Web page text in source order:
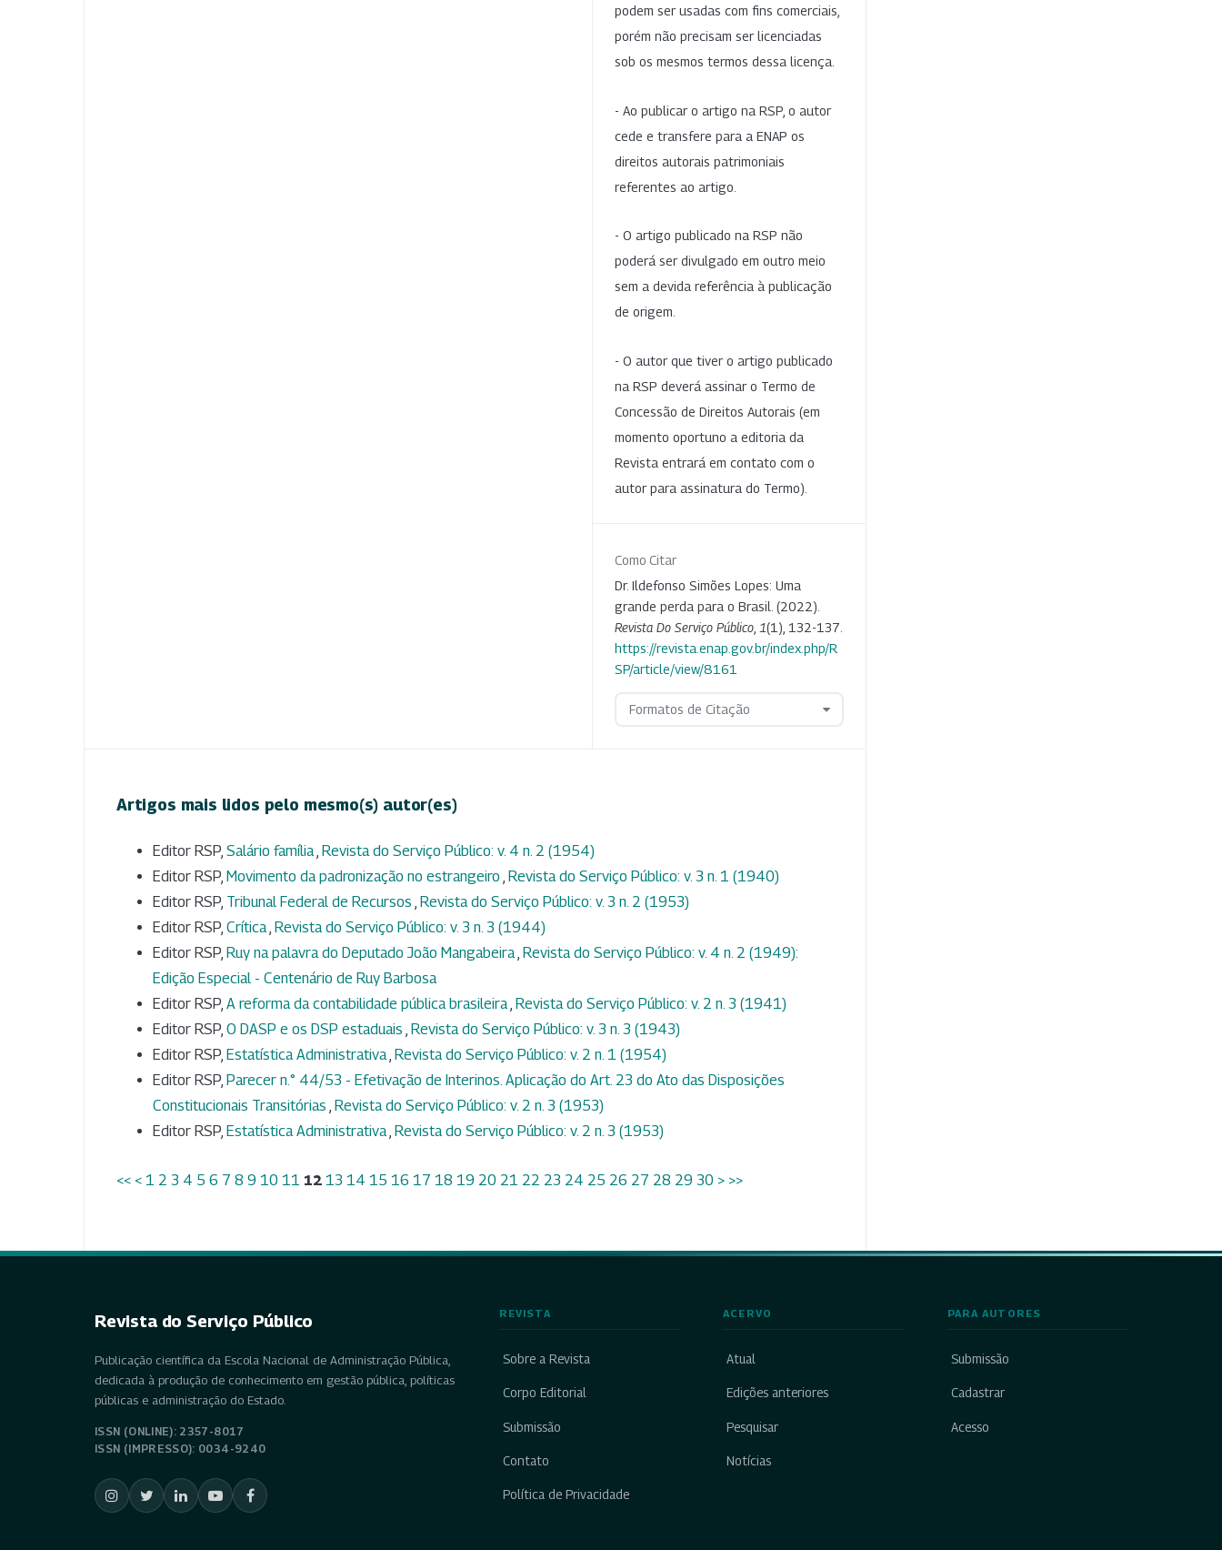
podem ser usadas com fins comerciais,
porém não precisam ser licenciadas
sob os mesmos termos dessa licença.
- Ao publicar o artigo na RSP, o autor
cede e transfere para a ENAP os
direitos autorais patrimoniais
referentes ao artigo.
- O artigo publicado na RSP não
poderá ser divulgado em outro meio
sem a devida referência à publicação
de origem.
- O autor que tiver o artigo publicado
na RSP deverá assinar o Termo de
Concessão de Direitos Autorais (em
momento oportuno a editoria da
Revista entrará em contato com o
autor para assinatura do Termo).
Como Citar
Dr. Ildefonso Simões Lopes: Uma
grande perda para o Brasil. (2022).
Revista Do Serviço Público 1(1), 132-137.
https://revista.enap.gov.br/index.php/R
SP/article/view/8161
Formatos de Citação
Artigos mais lidos pelo mesmo(s) autor(es)
Editor RSP, Salário família, Revista do Serviço Público: v. 4 n. 2 (1954)
Editor RSP, Movimento da padronização no estrangeiro , Revista do Serviço Público: v. 3 n. 1 (1940)
Editor RSP, Tribunal Federal de Recursos , Revista do Serviço Público: v. 3 n. 2 (1953)
Editor RSP, Crítica, Revista do Serviço Público: v. 3 n. 3 (1944)
Editor RSP, Ruy na palavra do Deputado João Mangabeira, Revista do Serviço Público: v. 4 n. 2 (1949):
Edição Especial - Centenário de Ruy Barbosa
Editor RSP, A reforma da contabilidade pública brasileira, Revista do Serviço Público: v. 2 n. 3 (1941)
Editor RSP, O DASP e os DSP estaduais , Revista do Serviço Público: v. 3 n. 3 (1943)
Editor RSP, Estatística Administrativa, Revista do Serviço Público: v. 2 n. 1 (1954)
Editor RSP, Parecer n.° 44/53 - Efetivação de Interinos. Aplicação do Art. 23 do Ato das Disposições
Constitucionais Transitórias , Revista do Serviço Público: v. 2 n. 3 (1953)
Editor RSP, Estatística Administrativa, Revista do Serviço Público: v. 2 n. 3 (1953)
<< < 1 2 3 4 5 6 7 8 9 10 11 12 13 14 15 16 17 18 19 20 21 22 23 24 25 26 27 28 29 30 > >>
Revista do Serviço Público
Publicação científica da Escola Nacional de Administração Pública,
dedicada à produção de conhecimento em gestão pública, políticas
públicas e administração do Estado.
ISSN (ONLINE): 2357-8017
ISSN (IMPRESSO): 0034-9240
REVISTA
Sobre a Revista
Corpo Editorial
Submissão
Contato
Política de Privacidade
ACERVO
Atual
Edições anteriores
Pesquisar
Notícias
PARA AUTORES
Submissão
Cadastrar
Acesso